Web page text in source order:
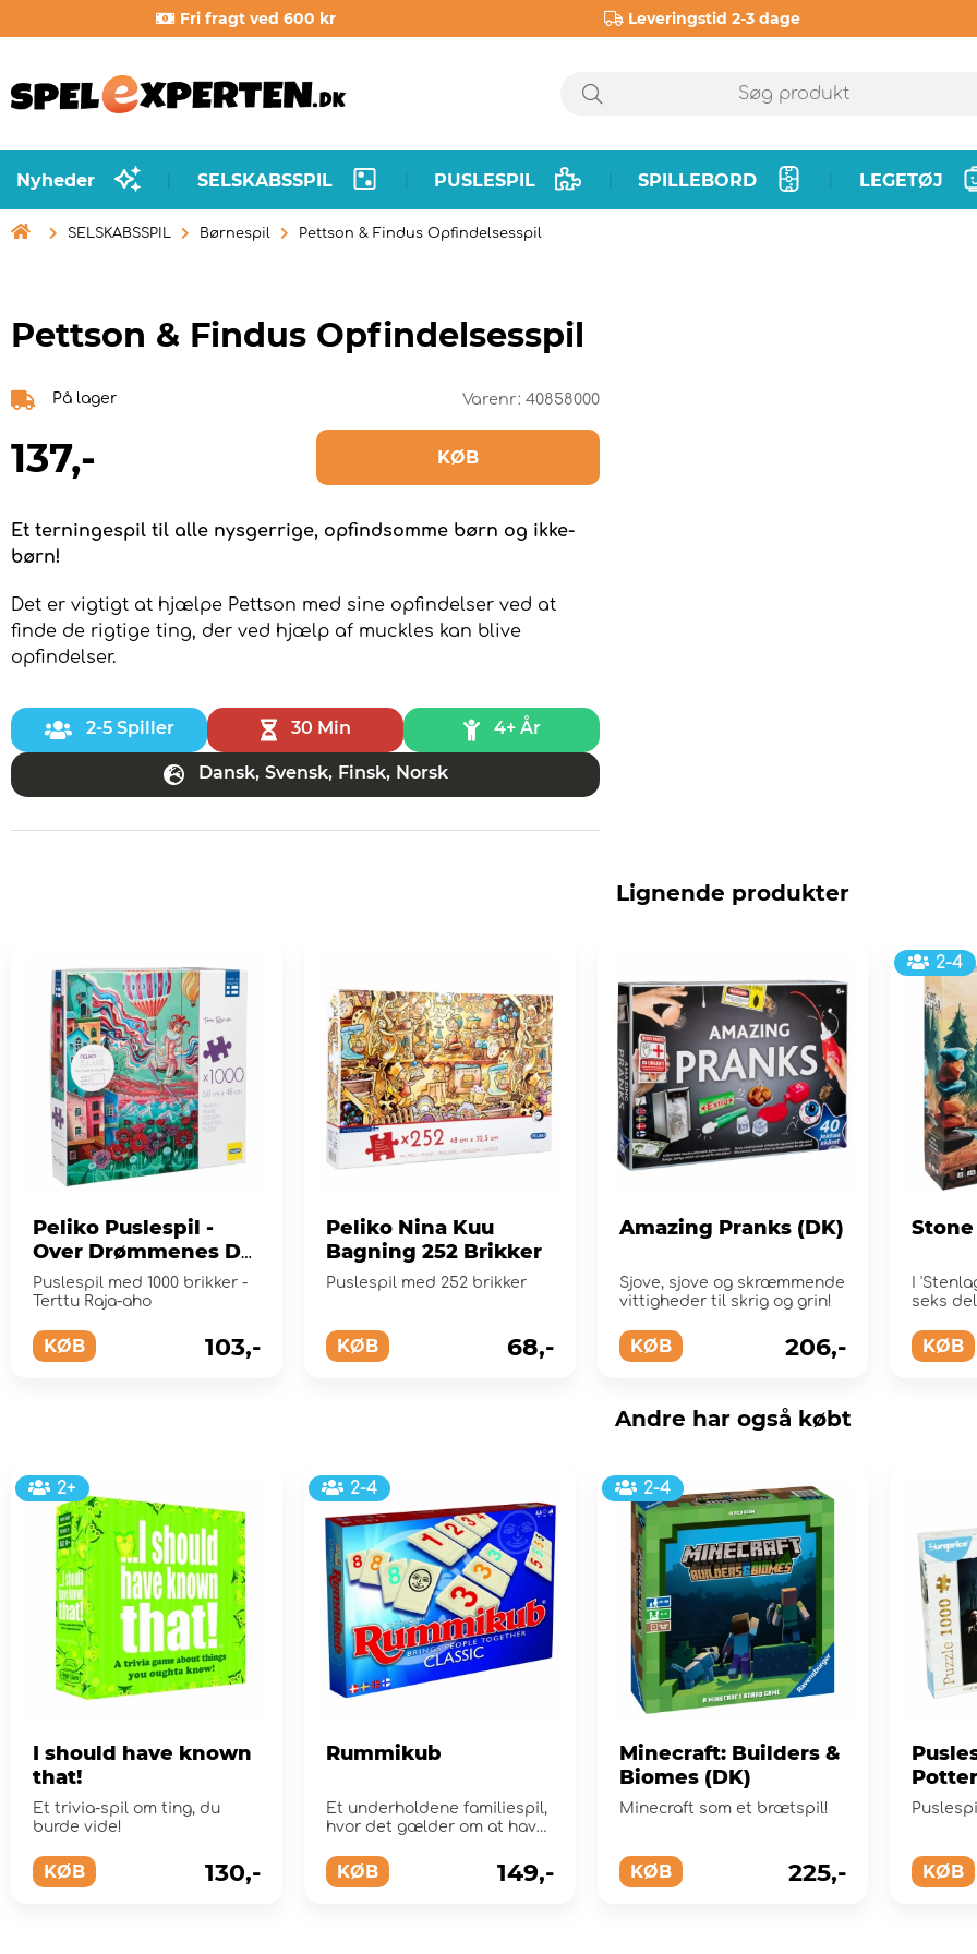
Fri fragt ved 600 kr Leveringstid 2-3 dage
Nyheder SELSKABSSPIL PUSLESPIL SPILLEBORD LEGETØJ
 SELSKABSSPIL Børnespil Pettson & Findus Opfindelsesspil
Pettson & Findus Opfindelsesspil
På lager Varenr: 40858000
137,- KØB
Et terningespil til alle nysgerrige, opfindsomme børn og ikke-
børn!
Det er vigtigt at hjælpe Pettson med sine opfindelser ved at
finde de rigtige ting, der ved hjælp af muckles kan blive
opfindelser.
2-5 Spiller 30 Min 4+ År
Dansk, Svensk, Finsk, Norsk
Lignende produkter
Peliko Puslespil -
Over Drømmenes Dal
1000 Brikker
Puslespil med 1000 brikker -
Terttu Raja-aho
KØB 103,-
Peliko Nina Kuu
Bagning 252 Brikker
Puslespil med 252 brikker
KØB 68,-
Amazing Pranks (DK)
Sjove, sjove og skræmmende
vittigheder til skrig og grin!
KØB 206,-
2-4
I
seks
KØB
Andre har også købt
2+
I should have known
that!
Et trivia-spil om ting, du
burde vide!
KØB 130,-
2-4
Rummikub
Et underholdene familiespil,
hvor det gælder om at have
kombinationsevner
KØB 149,-
2-4
Minecraft: Builders &
Biomes (DK)
Minecraft som et brætspil!
KØB 225,- KØB